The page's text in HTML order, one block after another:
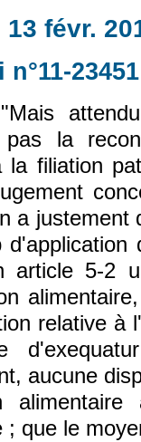
13 févr.
23451
"Mais
pas la
la filiation
a justement
d'application
article 5-2
relative à
aucune
; que le